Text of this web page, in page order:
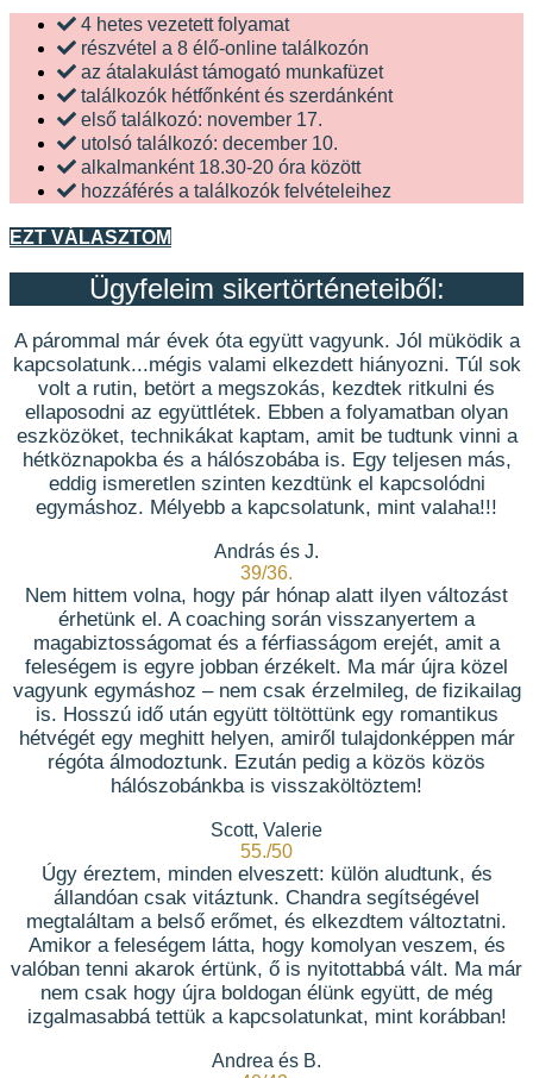
4 hetes vezetett folyamat
részvétel a 8 élő-online találkozón
az átalakulást támogató munkafüzet
találkozók hétfőnként és szerdánként
első találkozó: november 17.
utolsó találkozó: december 10.
alkalmanként 18.30-20 óra között
hozzáférés a találkozók felvételeihez
EZT VÁLASZTOM
Ügyfeleim sikertörténeteiből:
A párommal már évek óta együtt vagyunk. Jól müködik a
kapcsolatunk...mégis valami elkezdett hiányozni. Túl sok
volt a rutin, betört a megszokás, kezdtek ritkulni és
ellaposodni az együttlétek. Ebben a folyamatban olyan
eszközöket, technikákat kaptam, amit be tudtunk vinni a
hétköznapokba és a hálószobába is. Egy teljesen más,
eddig ismeretlen szinten kezdtünk el kapcsolódni
egymáshoz. Mélyebb a kapcsolatunk, mint valaha!!!
András és J.
39/36.
Nem hittem volna, hogy pár hónap alatt ilyen változást
érhetünk el. A coaching során visszanyertem a
magabiztosságomat és a férfiasságom erejét, amit a
feleségem is egyre jobban érzékelt. Ma már újra közel
vagyunk egymáshoz – nem csak érzelmileg, de fizikailag
is. Hosszú idő után együtt töltöttünk egy romantikus
hétvégét egy meghitt helyen, amiről tulajdonképpen már
régóta álmodoztunk. Ezután pedig a közös közös
hálószobánkba is visszaköltöztem!
Scott, Valerie
55./50
Úgy éreztem, minden elveszett: külön aludtunk, és
állandóan csak vitáztunk. Chandra segítségével
megtaláltam a belső erőmet, és elkezdtem változtatni.
Amikor a feleségem látta, hogy komolyan veszem, és
valóban tenni akarok értünk, ő is nyitottabbá vált. Ma már
nem csak hogy újra boldogan élünk együtt, de még
izgalmasabbá tettük a kapcsolatunkat, mint korábban!
Andrea és B.